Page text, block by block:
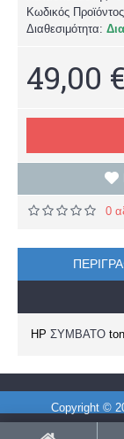
Κωδικός
Διαθεσιμότητα:
49,00 €
0
HP ΣΥΜΒΑΤΟ
Copyright ©